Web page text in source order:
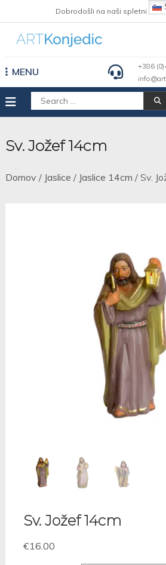
to
content
Dobrodošli na naši spletni
MENU
+386
Išči:
Sv. Jožef 14cm
Domov / Jaslice / Jaslice 14cm / Sv.
Sv. Jožef 14cm
€16.00